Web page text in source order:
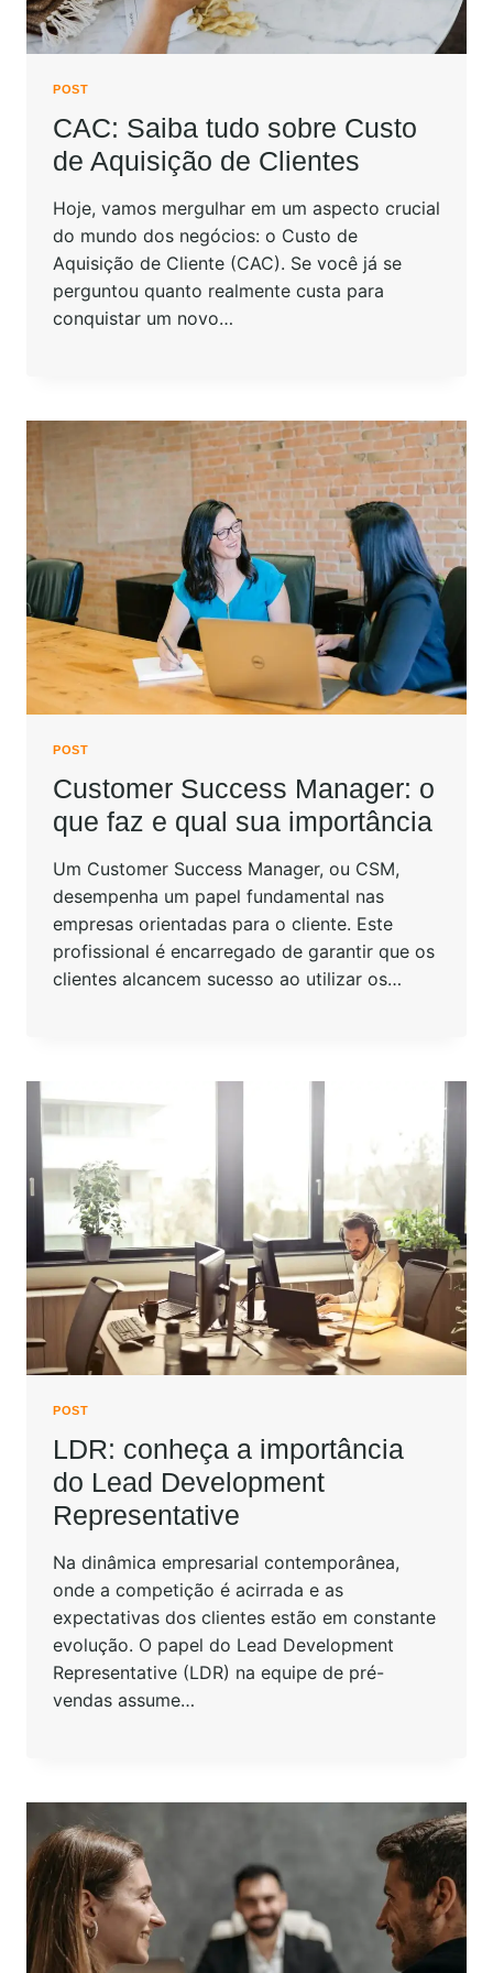
POST
CAC: Saiba tudo sobre Custo
de Aquisição de Clientes
Hoje, vamos mergulhar em um aspecto crucial
do mundo dos negócios: o Custo de
Aquisição de Cliente (CAC). Se você já se
perguntou quanto realmente custa para
conquistar um novo…
POST
Customer Success Manager: o
que faz e qual sua importância
Um Customer Success Manager, ou CSM,
desempenha um papel fundamental nas
empresas orientadas para o cliente. Este
profissional é encarregado de garantir que os
clientes alcancem sucesso ao utilizar os…
POST
LDR: conheça a importância
do Lead Development
Representative
Na dinâmica empresarial contemporânea,
onde a competição é acirrada e as
expectativas dos clientes estão em constante
evolução. O papel do Lead Development
Representative (LDR) na equipe de pré-
vendas assume…